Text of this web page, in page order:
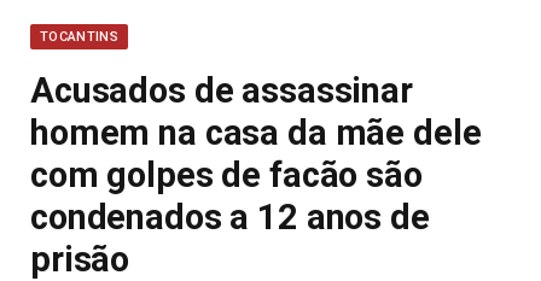
TOCANTINS
Acusados de assassinar
homem na casa da mãe dele
com golpes de facão são
condenados a 12 anos de
prisão